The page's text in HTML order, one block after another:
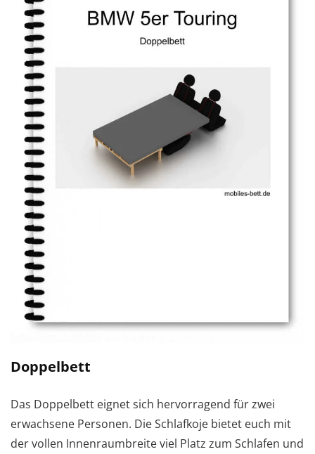
Doppelbett
Das Doppelbett eignet sich hervorragend für zwei
erwachsene Personen. Die Schlafkoje bietet euch mit
der vollen Innenraumbreite viel Platz zum Schlafen und